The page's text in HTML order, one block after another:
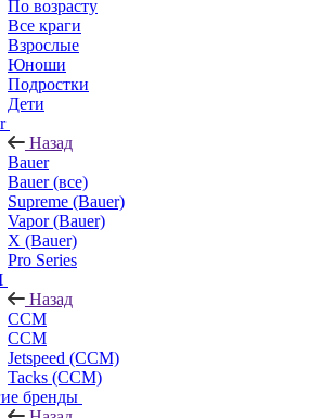
По возрасту
Все краги
Взрослые
Юноши
Подростки
Дети
Назад
Bauer
Bauer (все)
Supreme (Bauer)
Vapor (Bauer)
X (Bauer)
Pro Series
Назад
CCM
CCM
Jetspeed (CCM)
Tacks (CCM)
бренды